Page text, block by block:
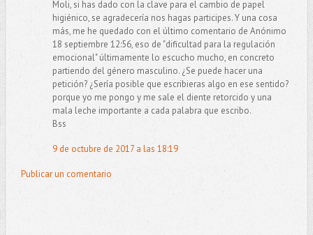
Moli, si has dado con la clave para el cambio de papel
higiénico, se agradecería nos hagas participes. Y una cosa
más, me he quedado con el último comentario de Anónimo
18 septiembre 12:56, eso de "dificultad para la regulación
emocional" últimamente lo escucho mucho, en concreto
partiendo del género masculino. ¿Se puede hacer una
petición? ¿Sería posible que escribieras algo en ese sentido?
porque yo me pongo y me sale el diente retorcido y una
mala leche importante a cada palabra que escribo.
Bss
9 de octubre de 2017 a las 18:19
Publicar un comentario